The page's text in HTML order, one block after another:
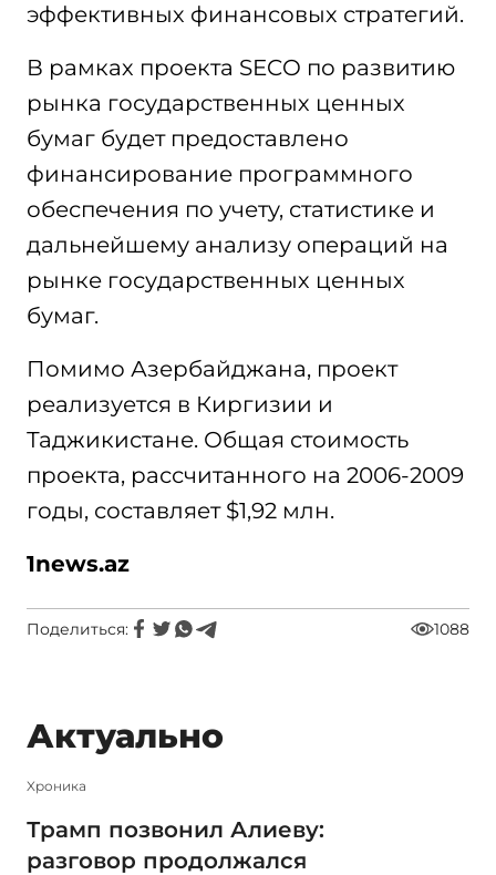
эффективных финансовых стратегий.
В рамках проекта SECO по развитию
рынка государственных ценных
бумаг будет предоставлено
финансирование программного
обеспечения по учету, статистике и
дальнейшему анализу операций на
рынке государственных ценных
бумаг.
Помимо Азербайджана, проект
реализуется в Киргизии и
Таджикистане. Общая стоимость
проекта, рассчитанного на 2006-2009
годы, составляет $1,92 млн.
1news.az
Поделиться: 1088
Актуально
Xроника
Трамп позвонил Алиеву:
разговор продолжался